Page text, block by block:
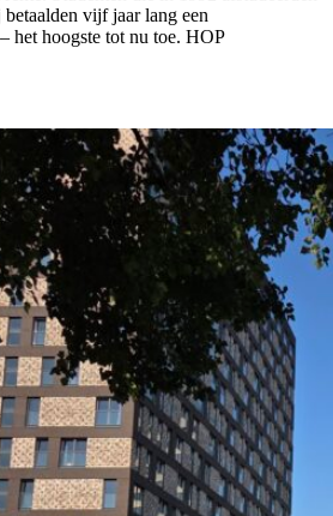
vijf jaar lang een
het hoogste tot nu toe. HOP